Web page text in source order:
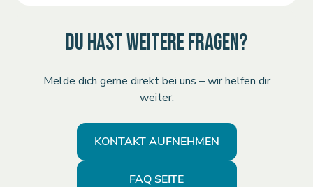
DU HAST WEITERE FRAGEN?
Melde dich gerne direkt bei uns – wir helfen dir
weiter.
KONTAKT AUFNEHMEN
FAQ SEITE